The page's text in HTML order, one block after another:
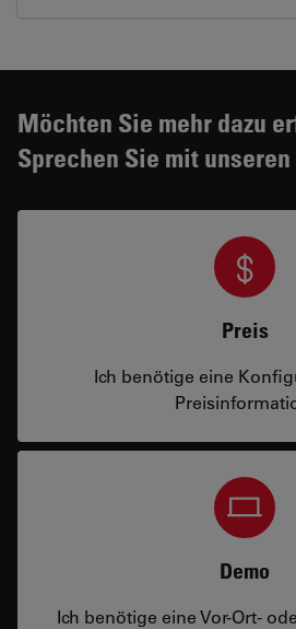
Möchten Sie mehr dazu
Sprechen Sie mit
Preis
Ich benötige eine
Demo
Ich benötige eine Vor-Ort-